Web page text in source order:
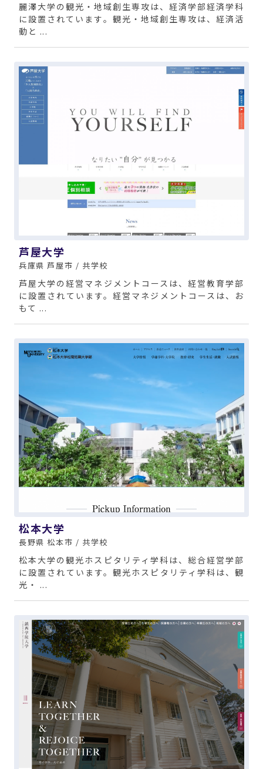
麗澤大学の観光・地域創生専攻は、経済学部経済学科
に設置されています。観光・地域創生専攻は、経済活
動と ...
芦屋大学
兵庫県 芦屋市 / 共学校
芦屋大学の経営マネジメントコースは、経営教育学部
に設置されています。経営マネジメントコースは、お
もて ...
松本大学
長野県 松本市 / 共学校
松本大学の観光ホスピタリティ学科は、総合経営学部
に設置されています。観光ホスピタリティ学科は、観
光・ ...